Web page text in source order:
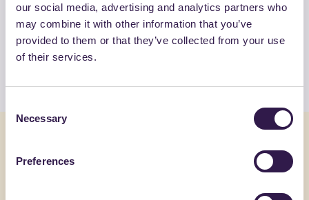
our social media, advertising and analytics partners who
may combine it with other information that you’ve
provided to them or that they’ve collected from your use
of their services.
Selection
Necessary
Preferences
Guarda la lista completa dei prodotti
certificati di CHIRAEMA